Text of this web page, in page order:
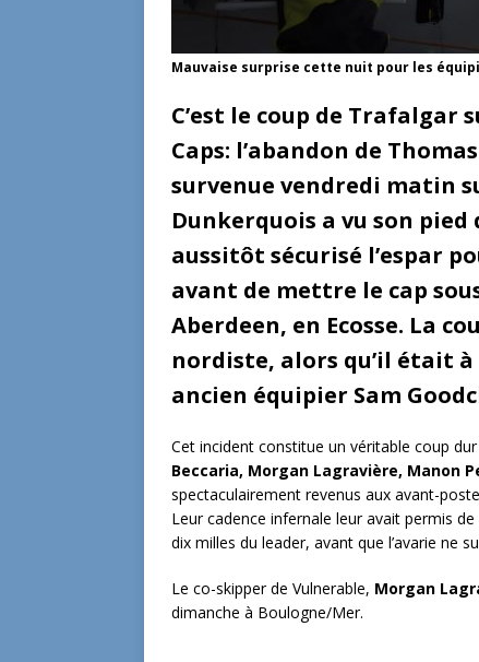
Mauvaise surprise cette nuit pour les
C’est le coup de Trafalgar
Caps: l’abandon de
survenue vendredi matin
Dunkerquois a vu son pied
aussitôt sécurisé l’espar
avant de mettre le cap
Aberdeen, en Ecosse. La
nordiste, alors qu’il était
ancien équipier Sam
Cet incident constitue un véritable coup
Beccaria, Morgan Lagravière, Manon
spectaculairement revenus aux avant-
Leur cadence infernale leur avait permis
dix milles du leader, avant que l’avarie ne
Le co-skipper de Vulnerable, Morgan
dimanche à Boulogne/Mer.